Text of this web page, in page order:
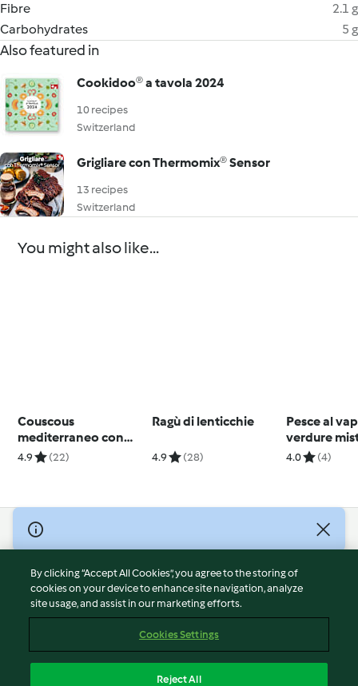
Fibre
2.1 g
Carbohydrates
5 g
Also featured in
Cookidoo® a tavola 2024
10 recipes
Switzerland
Grigliare con Thermomix® Sensor
13 recipes
Switzerland
You might also like...
Couscous
mediterraneo con
salsa allo yogurt
4.9 (22)
Ragù di lenticchie
4.9 (28)
Pesce al
verdure
4.0 (4)
© Copyright 2026
Terms of Service
Privacy Policy
Disclaimer
Cookies
By clicking “Accept All Cookies”, you agree to the storing of
cookies on your device to enhance site navigation, analyze
site usage, and assist in our marketing efforts.
Cookies Settings
Reject All